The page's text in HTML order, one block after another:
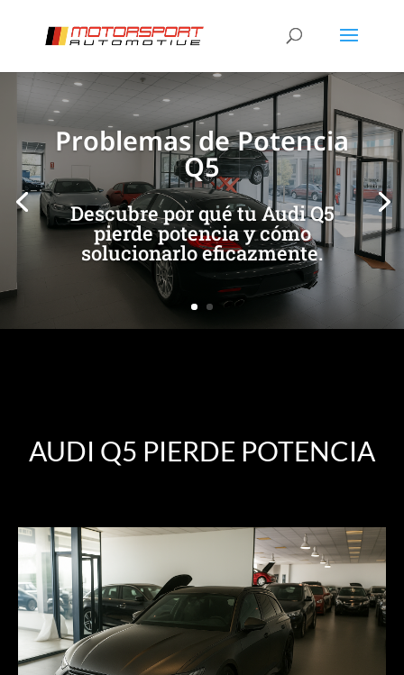
Problemas de Potencia
Q5
Descubre por qué tu Audi Q5
pierde potencia y cómo
solucionarlo eficazmente.
[/et_pb_slide][/et_pb_slide]
AUDI Q5 PIERDE POTENCIA